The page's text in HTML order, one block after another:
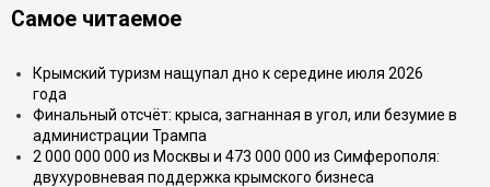
Самое читаемое
Крымский туризм нащупал дно к середине июля 2026
года
Финальный отсчёт: крыса, загнанная в угол, или безумие в
администрации Трампа
2 000 000 000 из Москвы и 473 000 000 из Симферополя:
двухуровневая поддержка крымского бизнеса